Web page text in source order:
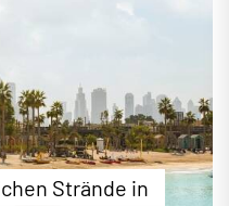
praktische Apps, die
[…]
Strände in